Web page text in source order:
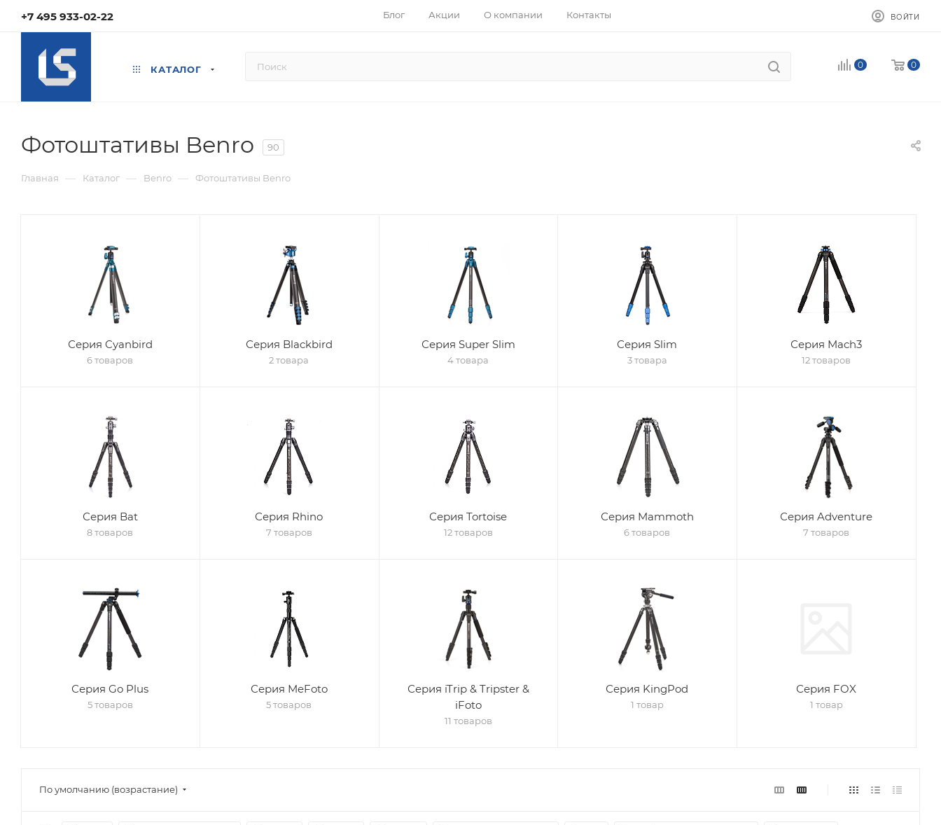
+7 495 933-02-22 Блог Акции О компании Контакты ВОЙТИ
КАТАЛОГ 0 0
Фотоштативы Benro 90
Главная — Каталог — Benro — Фотоштативы Benro
Серия Cyanbird
6 товаров
Серия Blackbird
2 товара
Серия Super Slim
4 товара
Серия Slim
3 товара
Серия Mach3
12 товаров
Серия Bat
8 товаров
Серия Rhino
7 товаров
Серия Tortoise
12 товаров
Серия Mammoth
6 товаров
Серия Adventure
7 товаров
Серия Go Plus
5 товаров
Серия MeFoto
5 товаров
Серия iTrip & Tripster &
iFoto
11 товаров
Серия KingPod
1 товар
Серия FOX
1 товар
По умолчанию (возрастание)